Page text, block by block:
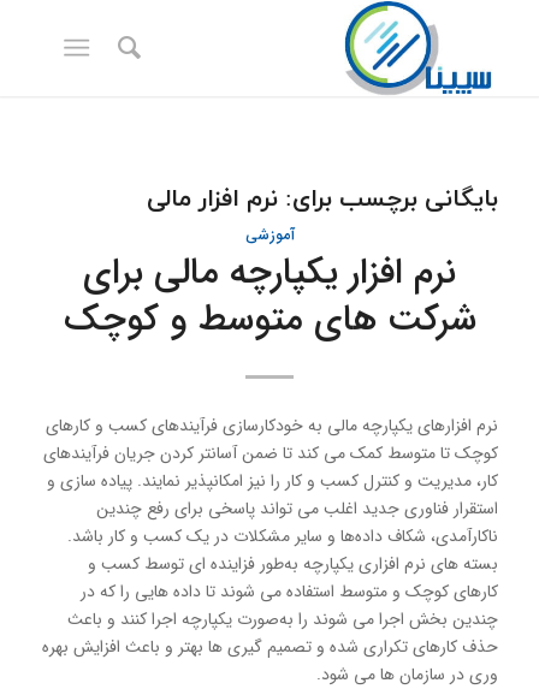
بایگانی برچسب برای: نرم افزار مالی
آموزشی
نرم افزار یکپارچه مالی برای
شرکت های متوسط و کوچک
نرم افزارهای یکپارچه مالی به خودکارسازی فرآیندهای کسب و کارهای
کوچک تا متوسط کمک می کند تا ضمن آسانتر کردن جریان فرآیندهای
کار، مدیریت و کنترل کسب و کار را نیز امکانپذیر نمایند. پیاده سازی و
استقرار فناوری جدید اغلب می تواند پاسخی برای رفع چندین
ناکارآمدی، شکاف داده‌ها و سایر مشکلات در یک کسب و کار باشد.
بسته های نرم افزاری یکپارچه به‌طور فزاینده ای توسط کسب و
کارهای کوچک و متوسط استفاده می شوند تا داده هایی را که در
چندین بخش اجرا می شوند را به‌صورت یکپارچه اجرا کنند و باعث
حذف کارهای تکراری شده و تصمیم گیری ها بهتر و باعث افزایش بهره
وری در سازمان ها می شود.